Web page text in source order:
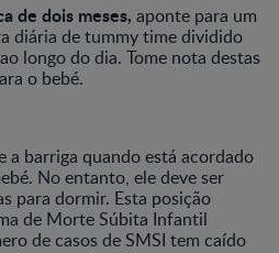
de dois meses, aponte para um
diária de tummy time dividido
longo do dia. Tome nota destas
o bebé.
a barriga quando está acordado
No entanto, ele deve ser
para dormir. Esta posição
de Morte Súbita Infantil
de casos de SMSI tem caído